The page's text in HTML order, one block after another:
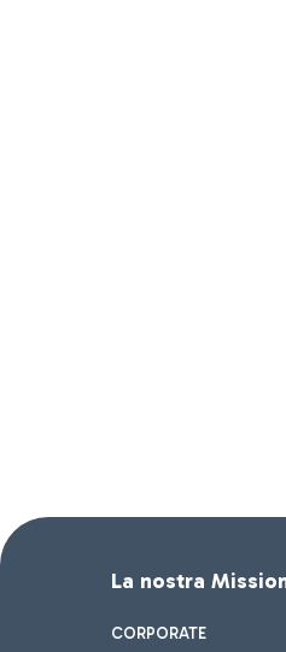
La nostra
CORPORATE